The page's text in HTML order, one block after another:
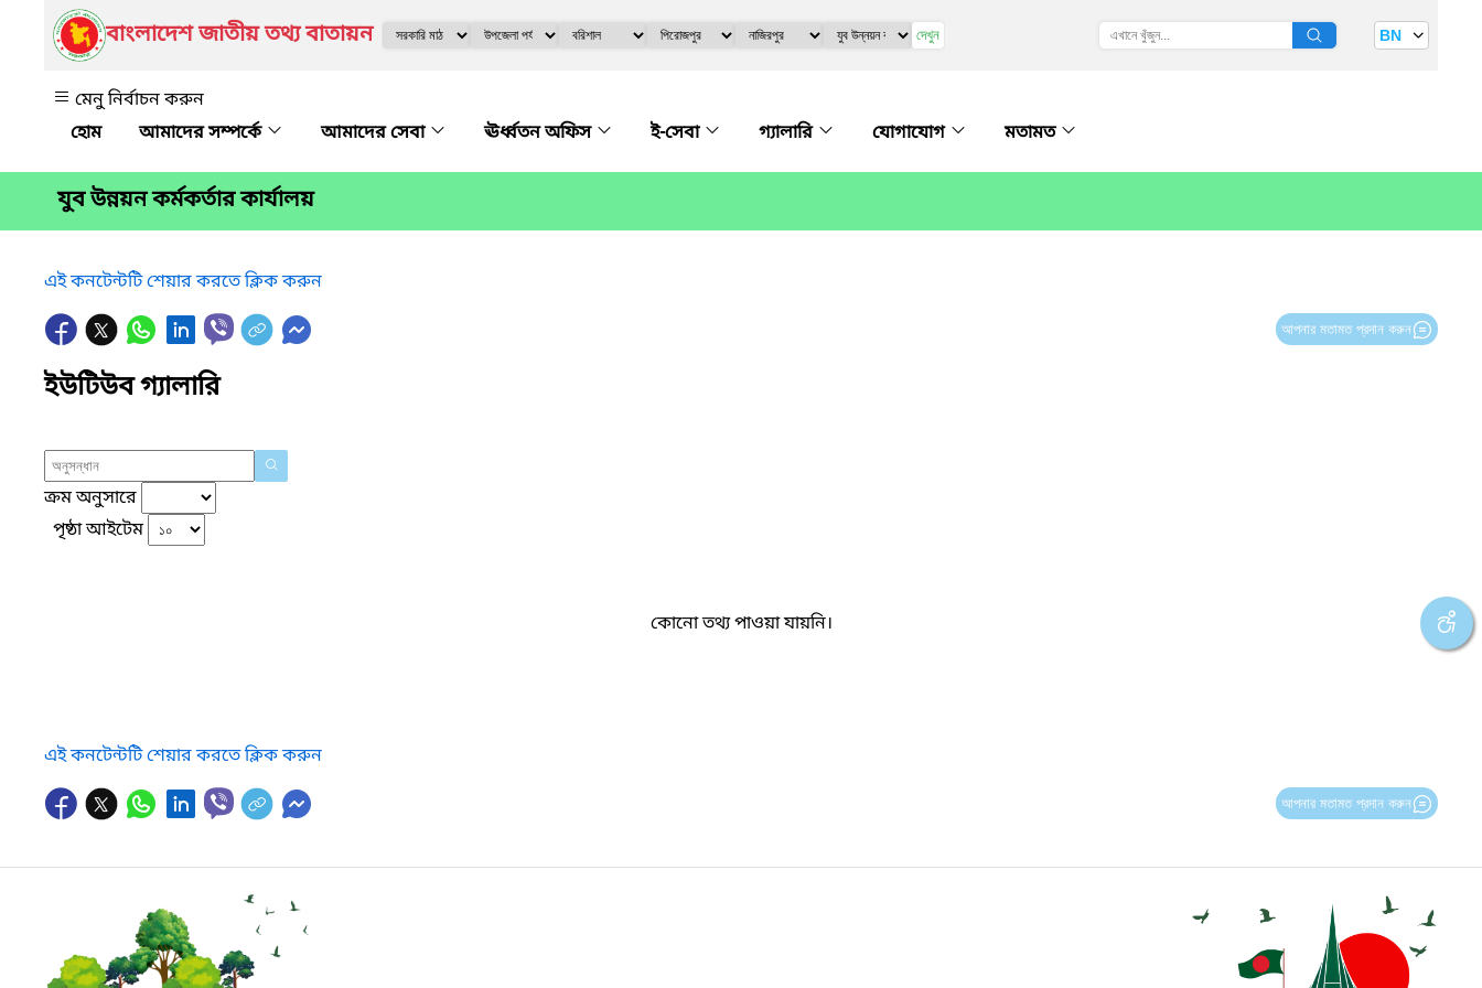
বাংলাদেশ জাতীয় তথ্য বাতায়ন দেখুন BN
মেনু নির্বাচন করুন
আমাদের সম্পর্কে
আমাদের সেবা ঊর্ধ্বতন অফিস ই-সেবা গ্যালারি যোগাযোগ মতামত
যুব উন্নয়ন কর্মকর্তার কার্যালয়
এই কনটেন্টটি শেয়ার করতে ক্লিক করুন
আপনার মতামত প্রদান করুন
ইউটিউব গ্যালারি
ক্রম অনুসারে
পৃষ্ঠা আইটেম
কোনো তথ্য পাওয়া যায়নি।
এই কনটেন্টটি শেয়ার করতে ক্লিক করুন
আপনার মতামত প্রদান করুন